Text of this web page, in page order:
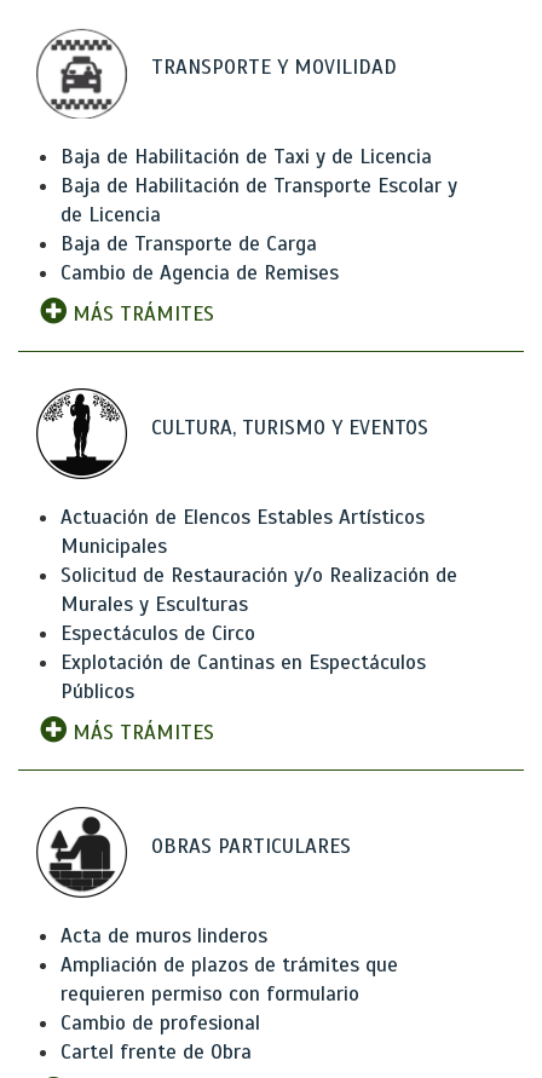
TRANSPORTE Y MOVILIDAD
Baja de Habilitación de Taxi y de Licencia
Baja de Habilitación de Transporte Escolar y
de Licencia
Baja de Transporte de Carga
Cambio de Agencia de Remises
MÁS TRÁMITES
CULTURA, TURISMO Y EVENTOS
Actuación de Elencos Estables Artísticos
Municipales
Solicitud de Restauración y/o Realización de
Murales y Esculturas
Espectáculos de Circo
Explotación de Cantinas en Espectáculos
Públicos
MÁS TRÁMITES
OBRAS PARTICULARES
Acta de muros linderos
Ampliación de plazos de trámites que
requieren permiso con formulario
Cambio de profesional
Cartel frente de Obra